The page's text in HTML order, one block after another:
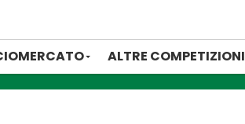
ALTRE COMPETIZIONI